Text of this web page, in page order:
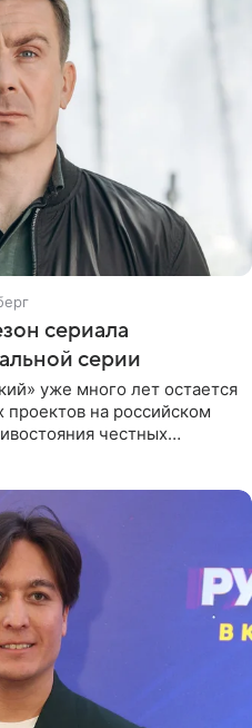
сериала
серии
уже много лет остается
на российском
честных